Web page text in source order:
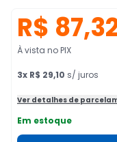
R$
À vista no PIX
3x R$ 29,10 s/ juros
Ver detalhes de
Em estoque